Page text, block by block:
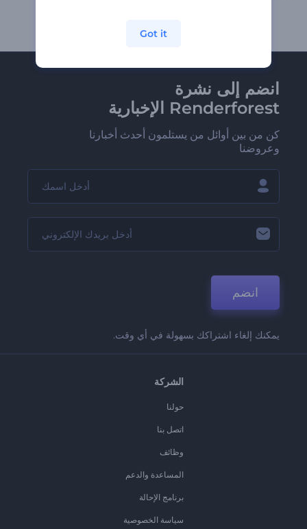
انضم إلى نشرة
Renderforest الإخبارية
كن من بين أوائل من يستلمون أحدث أخبارنا
وعروضنا
انضم
يمكنك إلغاء اشتراكك بسهولة في أي وقت.
الشركة
حولنا
اتصل بنا
وظائف
المساعدة والدعم
برنامج الإحالة
سياسة الخصوصية
Got it